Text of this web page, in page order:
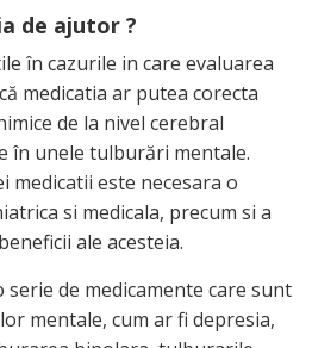
de ajutor ?
în cazurile in care evaluarea
medicatia ar putea corecta
de la nivel cerebral
în unele tulburări mentale.
medicatii este necesara o
si medicala, precum si a
ale acesteia.
de medicamente care sunt
mentale, cum ar fi depresia,